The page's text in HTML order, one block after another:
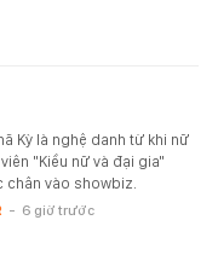
Kỳ là nghệ danh từ khi nữ
"Kiều nữ và đại gia"
chân vào showbiz.
- 6 giờ trước